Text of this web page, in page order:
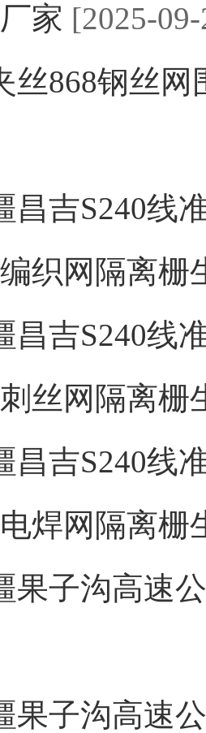
家 [2025-
丝868钢丝
昌吉S240线
织网隔离栅
昌吉S240线
丝网隔离栅
昌吉S240线
焊网隔离栅
果子沟高速
果子沟高速